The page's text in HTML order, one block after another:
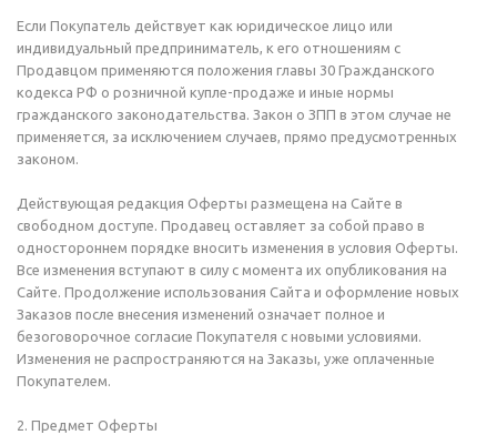
Если Покупатель действует как юридическое лицо или
индивидуальный предприниматель, к его отношениям с
Продавцом применяются положения главы 30 Гражданского
кодекса РФ о розничной купле-продаже и иные нормы
гражданского законодательства. Закон о ЗПП в этом случае не
применяется, за исключением случаев, прямо предусмотренных
законом.
Действующая редакция Оферты размещена на Сайте в
свободном доступе. Продавец оставляет за собой право в
одностороннем порядке вносить изменения в условия Оферты.
Все изменения вступают в силу с момента их опубликования на
Сайте. Продолжение использования Сайта и оформление новых
Заказов после внесения изменений означает полное и
безоговорочное согласие Покупателя с новыми условиями.
Изменения не распространяются на Заказы, уже оплаченные
Покупателем.
2. Предмет Оферты